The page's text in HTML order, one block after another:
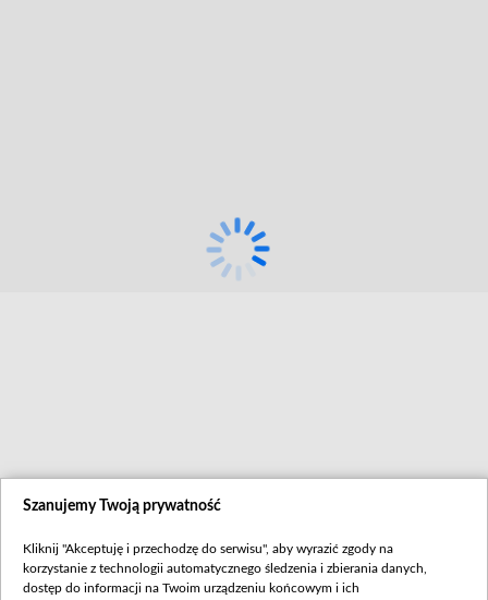
Szanujemy Twoją prywatność
Kliknij "Akceptuję i przechodzę do serwisu", aby wyrazić zgody na
korzystanie z technologii automatycznego śledzenia i zbierania danych,
dostęp do informacji na Twoim urządzeniu końcowym i ich